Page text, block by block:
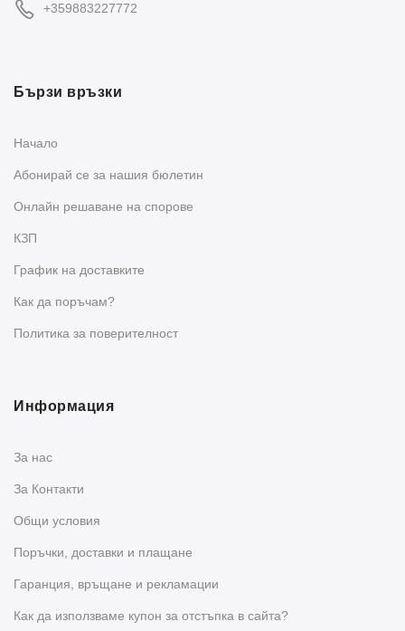
+359883227772
Бързи връзки
Начало
Абонирай се за нашия бюлетин
Oнлайн решаване на спорове
КЗП
График на доставките
Как да поръчам?
Политика за поверителност
Информация
За нас
За Контакти
Общи условия
Поръчки, доставки и плащане
Гаранция, връщане и рекламации
Как да използваме купон за отстъпка в сайта?